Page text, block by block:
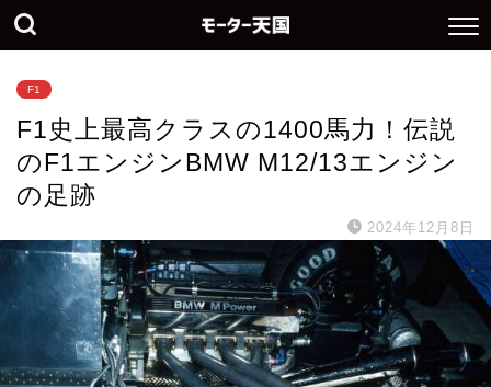
F1
F1史上最高クラスの1400馬力！伝説
のF1エンジンBMW M12/13エンジン
の足跡
2024年12月8日